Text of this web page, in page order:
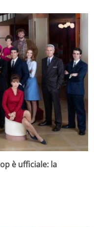
è ufficiale: la